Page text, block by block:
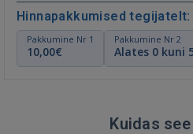
Hinnapakkumised tegijatelt:
Pakkumine Nr 1
10,00€
Pakkumine Nr 2
Alates 0 kuni
Kuidas